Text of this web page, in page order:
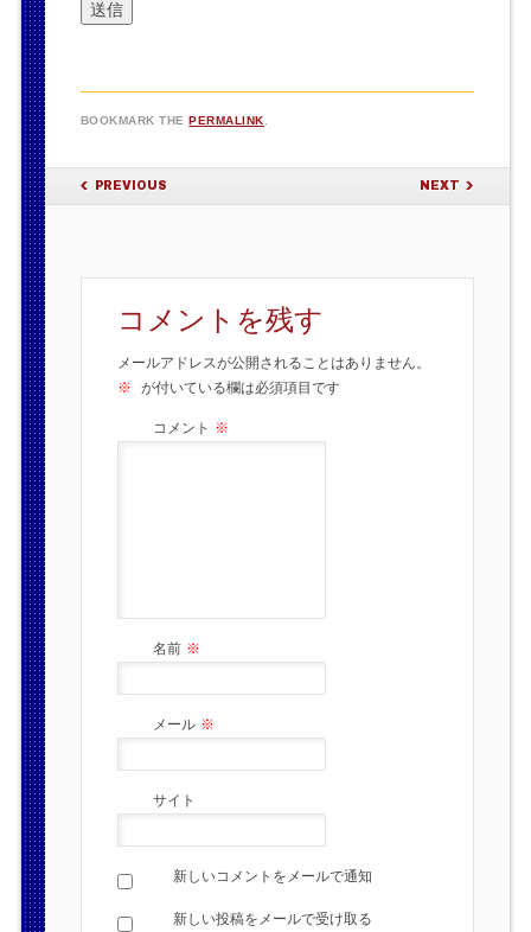
BOOKMARK THEPERMALINK
POST NAVIGATION
PREVIOUS NEXT
コメントを残す
メールアドレスが公開されることはありません。
※
が付いている欄は必須項目です
コメント ※
名前 ※
メール ※
サイト
新しいコメントをメールで通知
新しい投稿をメールで受け取る